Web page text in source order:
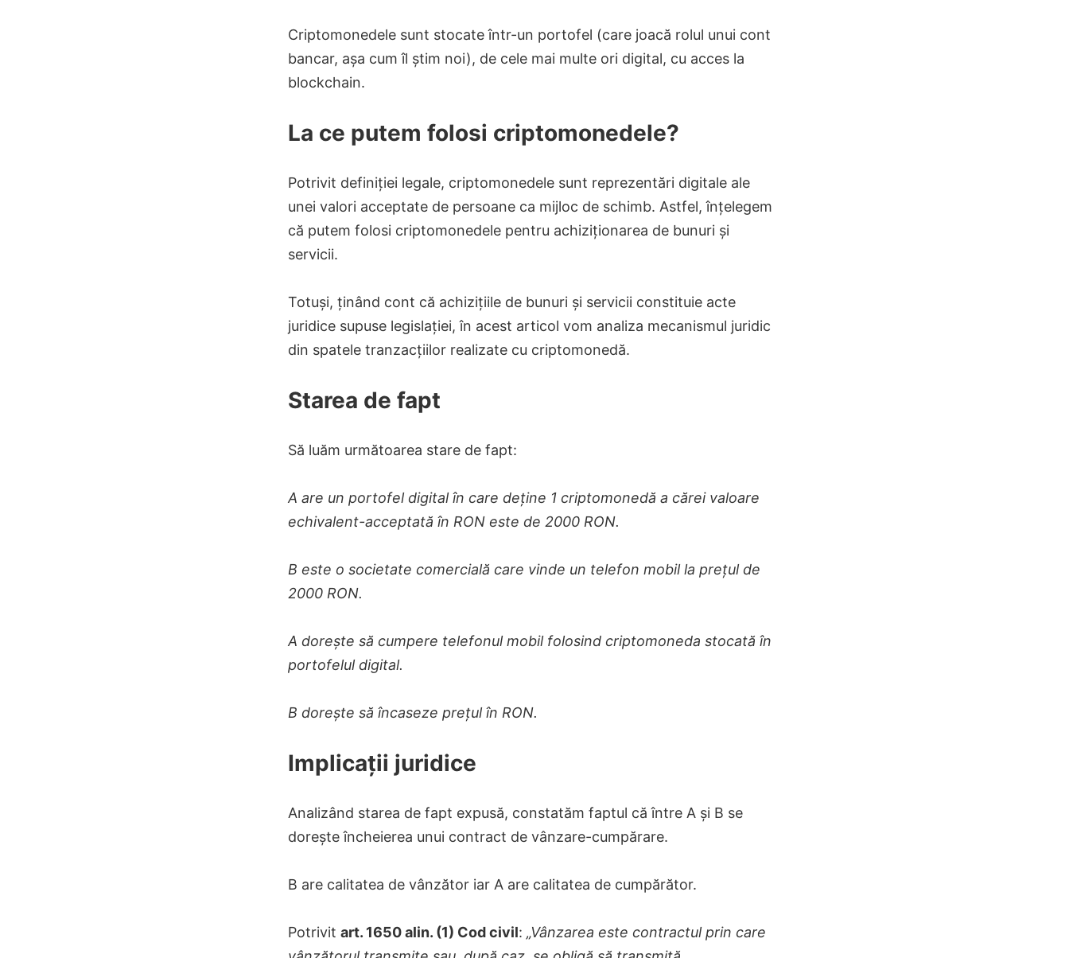
Criptomonedele sunt stocate într-un portofel (care joacă rolul unui cont
bancar, așa cum îl știm noi), de cele mai multe ori digital, cu acces la
blockchain.
La ce putem folosi criptomonedele?
Potrivit definiției legale, criptomonedele sunt reprezentări digitale ale
unei valori acceptate de persoane ca mijloc de schimb. Astfel, înțelegem
că putem folosi criptomonedele pentru achiziționarea de bunuri și
servicii.
Totuși, ținând cont că achizițiile de bunuri și servicii constituie acte
juridice supuse legislației, în acest articol vom analiza mecanismul juridic
din spatele tranzacțiilor realizate cu criptomonedă.
Starea de fapt
Să luăm următoarea stare de fapt:
A are un portofel digital în care deține 1 criptomonedă a cărei valoare
echivalent-acceptată în RON este de 2000 RON.
B este o societate comercială care vinde un telefon mobil la prețul de
2000 RON.
A dorește să cumpere telefonul mobil folosind criptomoneda stocată în
portofelul digital.
B dorește să încaseze prețul în RON.
Implicații juridice
Analizând starea de fapt expusă, constatăm faptul că între A și B se
dorește încheierea unui contract de vânzare-cumpărare.
B are calitatea de vânzător iar A are calitatea de cumpărător.
Potrivit art. 1650 alin. (1) Cod civil: „Vânzarea este contractul prin care